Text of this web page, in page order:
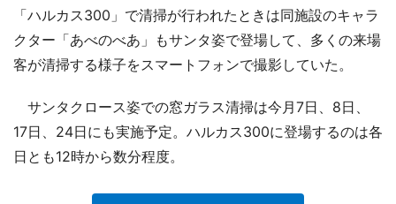
「ハルカス300」で清掃が行われたときは同施設のキャラ
クター「あべのべあ」もサンタ姿で登場して、多くの来場
客が清掃する様子をスマートフォンで撮影していた。
サンタクロース姿での窓ガラス清掃は今月7日、8日、
17日、24日にも実施予定。ハルカス300に登場するのは各
日とも12時から数分程度。